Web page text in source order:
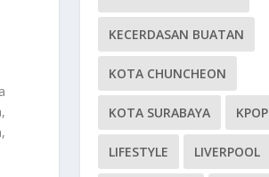
KECERDASAN BUATAN
KOTA CHUNCHEON
KOTA SURABAYA KPOP
LIFESTYLE LIVERPOOL